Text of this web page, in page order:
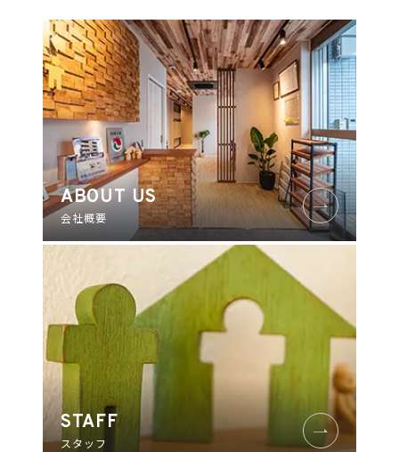
ABOUT US
会社概要
STAFF
スタッフ